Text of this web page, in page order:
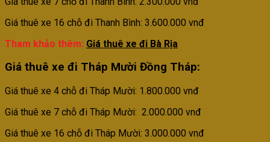
Giá thuê xe 16 chỗ đi Thanh Bình: 3.600.000 vnđ
Tham khảo thêm: Giá thuê xe đi Bà Rịa
Giá thuê xe đi Tháp Mười Đồng Tháp:
Giá thuê xe 4 chỗ đi Tháp Mười: 1.800.000 vnđ
Giá thuê xe 7 chỗ đi Tháp Mười: 2.000.000 vnđ
Giá thuê xe 16 chỗ đi Tháp Mười: 3.000.000 vnđ